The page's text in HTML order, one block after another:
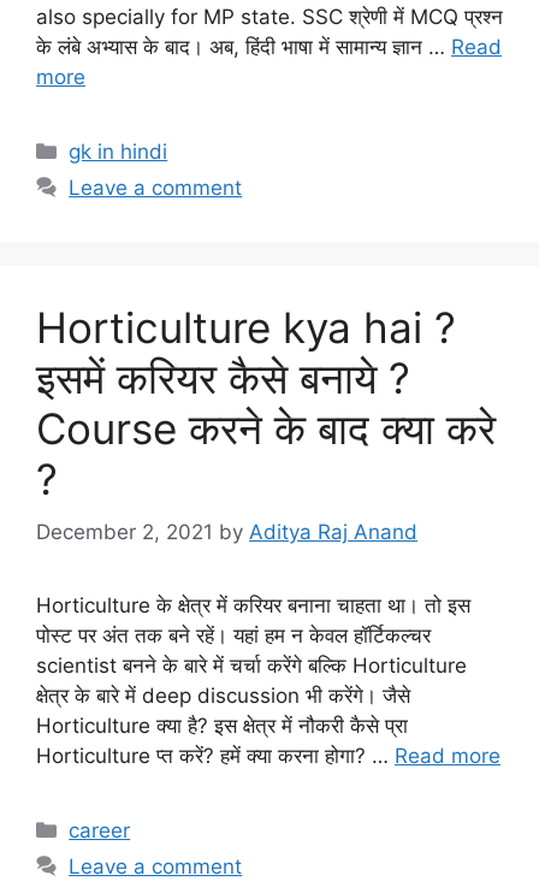
also specially for MP state. SSC श्रेणी में MCQ प्रश्न
के लंबे अभ्यास के बाद। अब, हिंदी भाषा में सामान्य ज्ञान … Read
more
Categories
gk in hindi
Leave a comment
Horticulture kya hai ?
इसमें करियर कैसे बनाये ?
Course करने के बाद क्या करे
?
December 2, 2021 by Aditya Raj Anand
Horticulture के क्षेत्र में करियर बनाना चाहता था। तो इस
पोस्ट पर अंत तक बने रहें। यहां हम न केवल हॉर्टिकल्चर
scientist बनने के बारे में चर्चा करेंगे बल्कि Horticulture
क्षेत्र के बारे में deep discussion भी करेंगे। जैसे
Horticulture क्या है? इस क्षेत्र में नौकरी कैसे प्रा
Horticulture प्त करें? हमें क्या करना होगा? … Read more
Categories
career
Leave a comment